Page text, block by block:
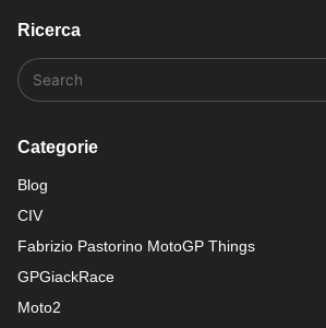
Ricerca
Categorie
Blog
CIV
Fabrizio Pastorino MotoGP Things
GPGiackRace
Moto2